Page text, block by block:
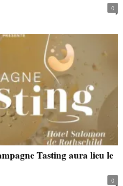
0
Tasting aura lieu le
0